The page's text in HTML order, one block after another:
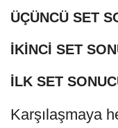
ÜÇÜNCÜ SET
İKİNCİ SET
İLK SET
Karşılaşmaya